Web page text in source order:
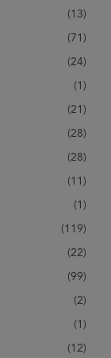
(13)
(71)
(24)
(1)
(21)
(28)
(28)
(11)
(1)
(119)
(22)
(99)
(2)
(1)
(12)